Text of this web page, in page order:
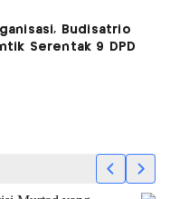
Budisatrio
Serentak 9 DPD